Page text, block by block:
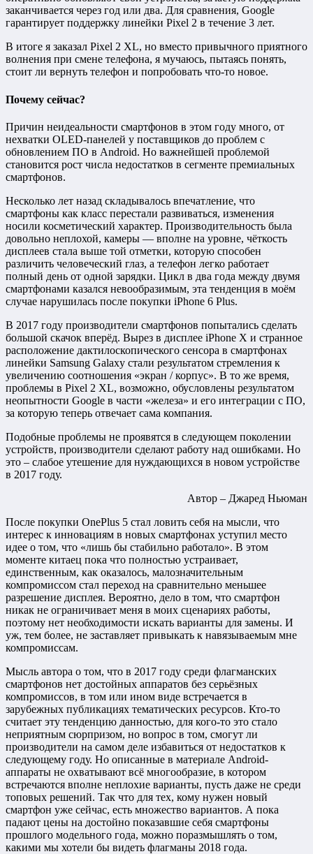
заканчивается через год или два. Для сравнения, Google
гарантирует поддержку линейки Pixel 2 в течение 3 лет.
В итоге я заказал Pixel 2 XL, но вместо привычного приятного
волнения при смене телефона, я мучаюсь, пытаясь понять,
стоит ли вернуть телефон и попробовать что-то новое.
Почему сейчас?
Причин неидеальности смартфонов в этом году много, от
нехватки OLED-панелей у поставщиков до проблем с
обновлением ПО в Android. Но важнейшей проблемой
становится рост числа недостатков в сегменте премиальных
смартфонов.
Несколько лет назад складывалось впечатление, что
смартфоны как класс перестали развиваться, изменения
носили косметический характер. Производительность была
довольно неплохой, камеры — вполне на уровне, чёткость
дисплеев стала выше той отметки, которую способен
различить человеческий глаз, а телефон легко работает
полный день от одной зарядки. Цикл в два года между двумя
смартфонами казался невообразимым, эта тенденция в моём
случае нарушилась после покупки iPhone 6 Plus.
В 2017 году производители смартфонов попытались сделать
большой скачок вперёд. Вырез в дисплее iPhone X и странное
расположение дактилоскопического сенсора в смартфонах
линейки Samsung Galaxy стали результатом стремления к
увеличению соотношения «экран / корпус». В то же время,
проблемы в Pixel 2 XL, возможно, обусловлены результатом
неопытности Google в части «железа» и его интеграции с ПО,
за которую теперь отвечает сама компания.
Подобные проблемы не проявятся в следующем поколении
устройств, производители сделают работу над ошибками. Но
это – слабое утешение для нуждающихся в новом устройстве
в 2017 году.
Автор – Джаред Ньюман
После покупки OnePlus 5 стал ловить себя на мысли, что
интерес к инновациям в новых смартфонах уступил место
идее о том, что «лишь бы стабильно работало». В этом
моменте китаец пока что полностью устраивает,
единственным, как оказалось, малозначительным
компромиссом стал переход на сравнительно меньшее
разрешение дисплея. Вероятно, дело в том, что смартфон
никак не ограничивает меня в моих сценариях работы,
поэтому нет необходимости искать варианты для замены. И
уж, тем более, не заставляет привыкать к навязываемым мне
компромиссам.
Мысль автора о том, что в 2017 году среди флагманских
смартфонов нет достойных аппаратов без серьёзных
компромиссов, в том или ином виде встречается в
зарубежных публикациях тематических ресурсов. Кто-то
считает эту тенденцию данностью, для кого-то это стало
неприятным сюрпризом, но вопрос в том, смогут ли
производители на самом деле избавиться от недостатков к
следующему году. Но описанные в материале Android-
аппараты не охватывают всё многообразие, в котором
встречаются вполне неплохие варианты, пусть даже не среди
топовых решений. Так что для тех, кому нужен новый
смартфон уже сейчас, есть множество вариантов. А пока
падают цены на достойно показавшие себя смартфоны
прошлого модельного года, можно поразмышлять о том,
какими мы хотели бы видеть флагманы 2018 года.